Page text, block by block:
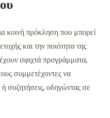
κοινή πρόκληση που μπορεί
και την ποιότητα της
σφιχτά προγράμματα,
συμμετέχοντες να
συζητήσεις, οδηγώντας σε